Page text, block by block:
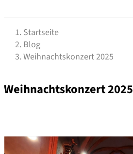
Startseite
Blog
Weihnachtskonzert 2025
Weihnachtskonzert 2025